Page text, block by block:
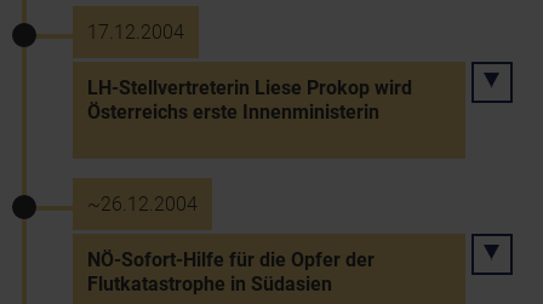
17.12.2004
LH-Stellvertreterin Liese Prokop wird
Österreichs erste Innenministerin
~26.12.2004
NÖ-Sofort-Hilfe für die Opfer der
Flutkatastrophe in Südasien